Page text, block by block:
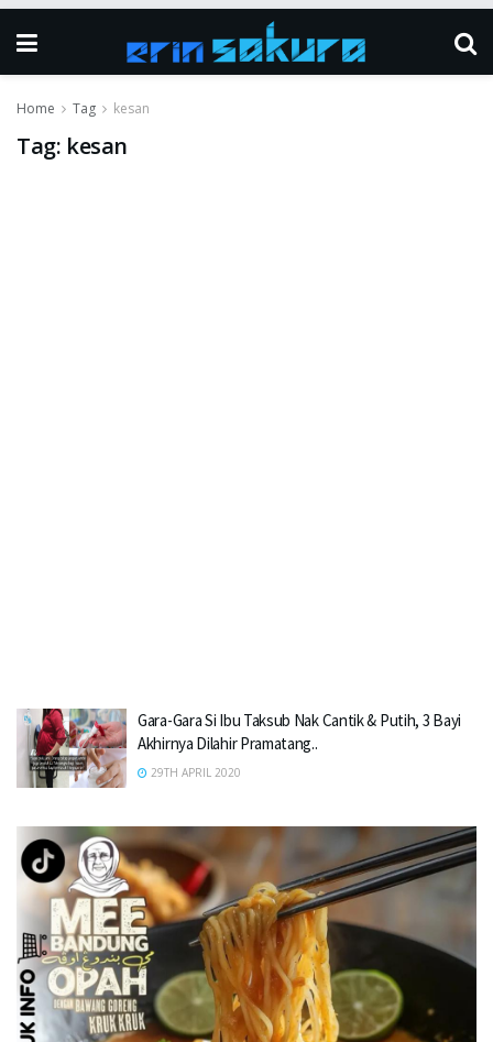
Home Tag kesan
Tag: kesan
Gara-Gara Si Ibu Taksub Nak Cantik & Putih, 3 Bayi
Akhirnya Dilahir Pramatang..
29TH APRIL 2020